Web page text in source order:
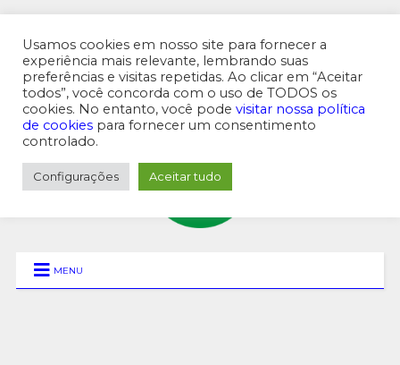
MENU SUPERIOR
MENU
Usamos cookies em nosso site para fornecer a
experiência mais relevante, lembrando suas
preferências e visitas repetidas. Ao clicar em “Aceitar
todos”, você concorda com o uso de TODOS os
cookies. No entanto, você pode visitar nossa política
de cookies para fornecer um consentimento
controlado.
Configurações Aceitar tudo